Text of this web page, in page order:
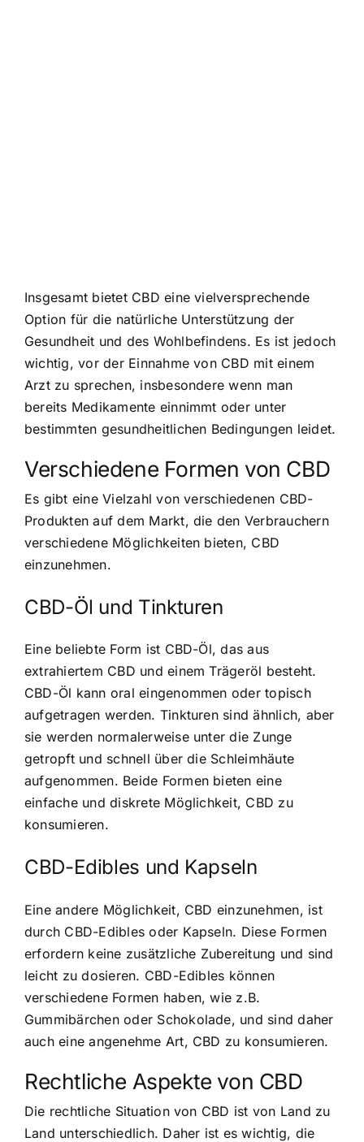
Insgesamt bietet CBD eine vielversprechende
Option für die natürliche Unterstützung der
Gesundheit und des Wohlbefindens. Es ist jedoch
wichtig, vor der Einnahme von CBD mit einem
Arzt zu sprechen, insbesondere wenn man
bereits Medikamente einnimmt oder unter
bestimmten gesundheitlichen Bedingungen leidet.
Verschiedene Formen von CBD
Es gibt eine Vielzahl von verschiedenen CBD-
Produkten auf dem Markt, die den Verbrauchern
verschiedene Möglichkeiten bieten, CBD
einzunehmen.
CBD-Öl und Tinkturen
Eine beliebte Form ist CBD-Öl, das aus
extrahiertem CBD und einem Trägeröl besteht.
CBD-Öl kann oral eingenommen oder topisch
aufgetragen werden. Tinkturen sind ähnlich, aber
sie werden normalerweise unter die Zunge
getropft und schnell über die Schleimhäute
aufgenommen. Beide Formen bieten eine
einfache und diskrete Möglichkeit, CBD zu
konsumieren.
CBD-Edibles und Kapseln
Eine andere Möglichkeit, CBD einzunehmen, ist
durch CBD-Edibles oder Kapseln. Diese Formen
erfordern keine zusätzliche Zubereitung und sind
leicht zu dosieren. CBD-Edibles können
verschiedene Formen haben, wie z.B.
Gummibärchen oder Schokolade, und sind daher
auch eine angenehme Art, CBD zu konsumieren.
Rechtliche Aspekte von CBD
Die rechtliche Situation von CBD ist von Land zu
Land unterschiedlich. Daher ist es wichtig, die